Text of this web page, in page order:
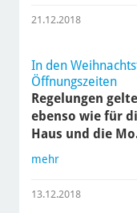
21.12.2018
In den
Öffnungszeiten
Regelungen
ebenso wie für
Haus und die
mehr
13.12.2018